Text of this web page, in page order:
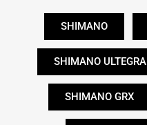
SHIMANO
SHIMANO ULTEGRA
SHIMANO GRX